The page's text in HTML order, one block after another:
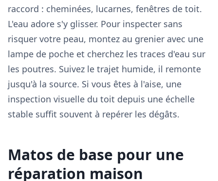
raccord : cheminées, lucarnes, fenêtres de toit.
L'eau adore s'y glisser. Pour inspecter sans
risquer votre peau, montez au grenier avec une
lampe de poche et cherchez les traces d'eau sur
les poutres. Suivez le trajet humide, il remonte
jusqu'à la source. Si vous êtes à l'aise, une
inspection visuelle du toit depuis une échelle
stable suffit souvent à repérer les dégâts.
Matos de base pour une
réparation maison